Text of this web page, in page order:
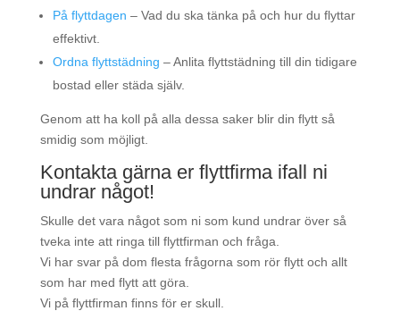
På flyttdagen – Vad du ska tänka på och hur du flyttar
effektivt.
Ordna flyttstädning – Anlita flyttstädning till din tidigare
bostad eller städa själv.
Genom att ha koll på alla dessa saker blir din flytt så
smidig som möjligt.
Kontakta gärna er flyttfirma ifall ni
undrar något!
Skulle det vara något som ni som kund undrar över så
tveka inte att ringa till flyttfirman och fråga.
Vi har svar på dom flesta frågorna som rör flytt och allt
som har med flytt att göra.
Vi på flyttfirman finns för er skull.